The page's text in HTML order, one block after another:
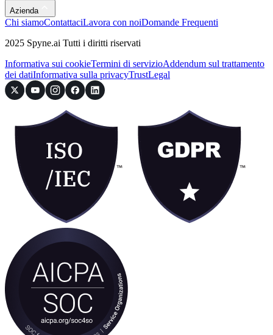
Azienda
Chi siamoContattaciLavora con noiDomande Frequenti
2025 Spyne.ai Tutti i diritti riservati
Informativa sui cookieTermini di servizioAddendum sul trattamento
dei datiInformativa sulla privacyTrustLegal